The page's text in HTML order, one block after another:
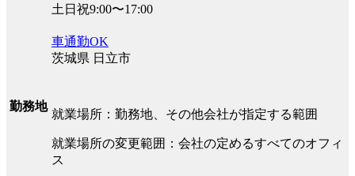
土日祝9:00〜17:00
勤務地
車通勤OK
茨城県 日立市
就業場所：勤務地、その他会社が指定する範囲
就業場所の変更範囲：会社の定めるすべてのオフィ
ス